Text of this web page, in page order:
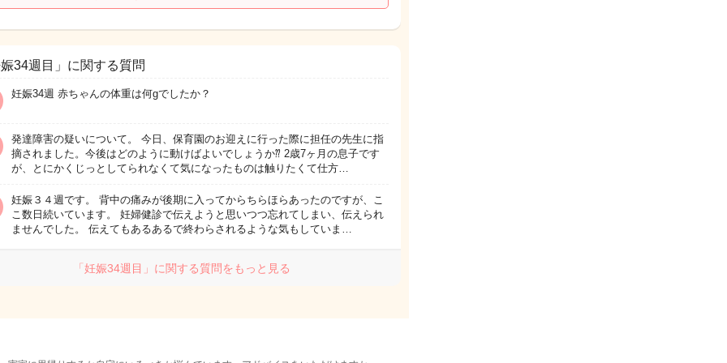
34週目」に関する質問
妊娠34週 赤ちゃんの体重は何gでしたか？
発達障害の疑いについて。 今日、保育園のお迎えに行った際に担任の先生に指
摘されました。今後はどのように動けばよいでしょうか⁇ 2歳7ヶ月の息子です
が、とにかくじっとしてられなくて気になったものは触りたくて仕方…
妊娠３４週です。 背中の痛みが後期に入ってからちらほらあったのですが、こ
こ数日続いています。 妊婦健診で伝えようと思いつつ忘れてしまい、伝えられ
ませんでした。 伝えてもあるあるで終わらされるような気もしていま…
「妊娠34週目」に関する質問をもっと見る